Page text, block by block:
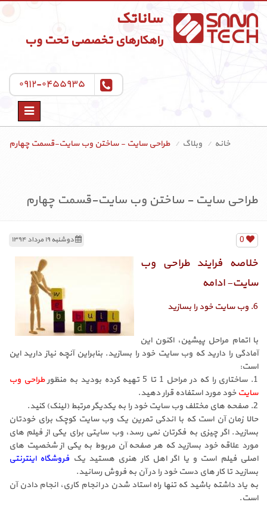
ساناتک
راهکارهای تخصصی تحت وب
۰۹۱۲-۰۴۵۵۹۳۵
Toggle
خانه
وبلاگ طراحی سایت - ساختن وب سایت-قسمت چهارم
طراحی سایت - ساختن وب سایت-قسمت چهارم
دوشنبه ۱۹ مرداد ۱۳۹۴ 0
خلاصه فرایند طراحی وب
سایت- ادامه
6. وب سایت خود را بسازید
با اتمام مراحل پیشین، اکنون این
آمادگی را دارید که وب سایت خود را بسازید. بنابراین آنچه نیاز دارید این
است:
1. ساختاری را که در مراحل 1 تا 5 تهیه کرده بودید به منظور
طراحی وب
سایتخود مورد استفاده قرار دهید.
2. صفحه های مختلف وب سایت خود را به یکدیگر مرتبط (لینک) کنید.
حالا زمان آن است که با اندکی تمرین یک وب سایت کوچک برای خودتان
بسازید. اگر چیزی به فکرتان نمی رسد، وب سایتی برای یکی از فیلم های
مورد علاقه خود بسازید که هر صفحه آن مربوط به یکی از شخصیت های
اصلی فیلم است و یا اگر اهل کار هنری هستید یک فروشگاه اینترنتی
بسازید تا کار های دست خود را در آن به فروش رسانید.
به یاد داشته باشید که تنها راه استاد شدن در انجام کاری، انجام دادن آن
است.